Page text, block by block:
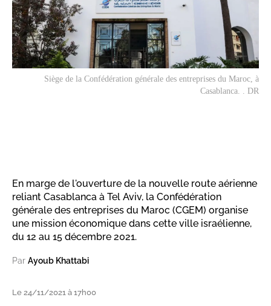
Siège de la Confédération générale des entreprises du Maroc, à
Casablanca. . DR
En marge de l'ouverture de la nouvelle route aérienne
reliant Casablanca à Tel Aviv, la Confédération
générale des entreprises du Maroc (CGEM) organise
une mission économique dans cette ville israélienne,
du 12 au 15 décembre 2021.
Par Ayoub Khattabi
Le 24/11/2021 à 17h00